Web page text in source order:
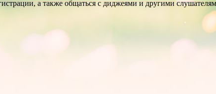
а также общаться с диджеями и другими